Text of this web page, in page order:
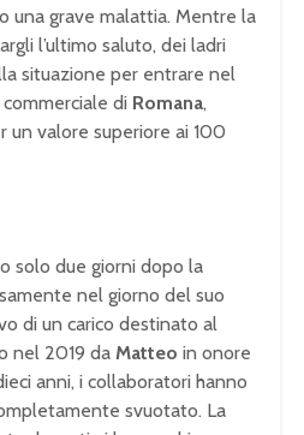
una grave malattia. Mentre la
l’ultimo saluto, dei ladri
situazione per entrare nel
di Romana,
un valore superiore ai 100
solo due giorni dopo la
nel giorno del suo
di un carico destinato al
nel 2019 da Matteo in onore
anni, i collaboratori hanno
svuotato. La